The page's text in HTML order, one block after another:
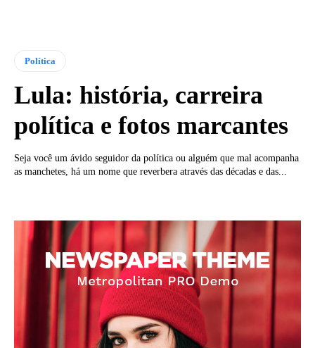
Política
Lula: história, carreira
política e fotos marcantes
Seja você um ávido seguidor da política ou alguém que mal acompanha
as manchetes, há um nome que reverbera através das décadas e das...